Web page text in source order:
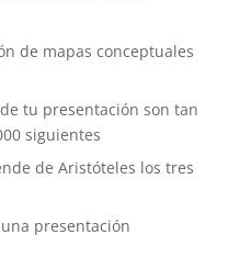
de mapas conceptuales
tu presentación son tan
siguientes
de Aristóteles los tres
presentación